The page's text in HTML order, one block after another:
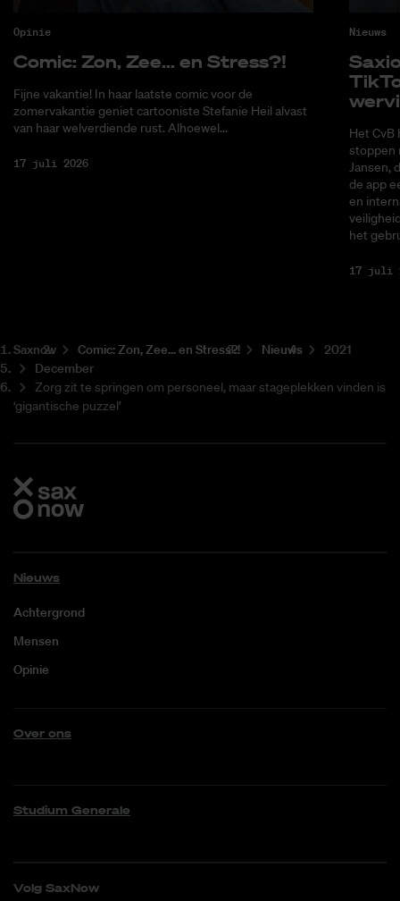
Opinie
Co­mic: Zon, Zee... en Stress?!
Fijne vakantie! In haar laatste comic voor de
zomervakantie geniet cartooniste Stefanie Heil alvast
van haar welverdiende rust. Alhoewel...
17 juli 2026
Nieuws
Het CvB
stoppen
Jansen,
de app
en
het
17 juli
Saxnow Co­mic: Zon, Zee... en Stress?! Nieuws
2021
December
Zorg zit te springen om personeel, maar stageplekken vinden is
‘gigantische puzzel’
Nieuws
Achtergrond
Mensen
Opinie
Over ons
Studium Generale
Volg SaxNow